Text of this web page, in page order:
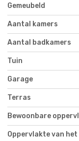
Gemeubeld
Aantal kamers
Aantal badkamers
Tuin
Garage
Terras
Bewoonbare
Oppervlakte van